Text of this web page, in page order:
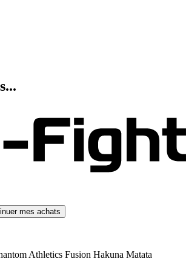
mes achats
Athletics Fusion Hakuna Matata